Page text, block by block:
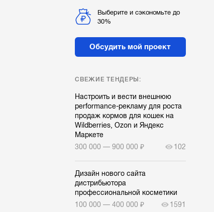
Выберите и сэкономьте до
30%
Обсудить мой проект
СВЕЖИЕ ТЕНДЕРЫ:
Настроить и вести внешнюю
performance-рекламу для роста
продаж кормов для кошек на
Wildberries, Ozon и Яндекс
Маркете
300 000 — 900 000 ₽
102
Дизайн нового сайта
дистрибьютора
профессиональной косметики
100 000 — 400 000 ₽
1591